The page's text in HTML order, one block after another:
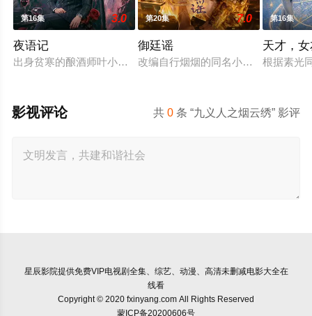
第16集 3.0
夜语记
出身贫寒的酿酒师叶小唯遭遇爱人程桉、恩师林晚媚的双重背叛
第20集 7.0
御廷谣
改编自行烟烟的同名小说。孟廷辉，
第16集
天才，
根据素光
共0 条 “九义人之烟云绣” 影评
影视评论
星辰影院提供免费VIP电视剧全集、综艺、动漫、高清未删减电影大全在
线看
Copyright © 2020 fxinyang.com All Rights Reserved
蒙ICP备20200606号